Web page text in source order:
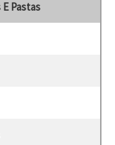
Pastas